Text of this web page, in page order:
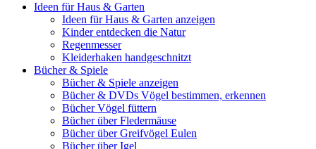
Ideen für Haus & Garten
Ideen für Haus & Garten anzeigen
Kinder entdecken die Natur
Regenmesser
Kleiderhaken handgeschnitzt
Bücher & Spiele
Bücher & Spiele anzeigen
Bücher & DVDs Vögel bestimmen, erkennen
Bücher Vögel füttern
Bücher über Fledermäuse
Bücher über Greifvögel Eulen
Bücher über Igel